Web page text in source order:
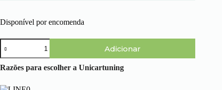
Disponível por encomenda
Quantidade
de
Volkswagen
Bora
05)
Adicionar
Razões para escolher a Unicartuning